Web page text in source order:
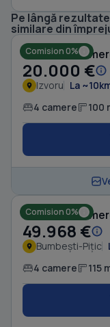
Pe lângă
similare din
Comision 0%
Casă cu 4
20.000 €
Izvoru La
4 camere 100
Comision 0%
Casă cu 4
49.968 €
Bumbești-Pițic
4 camere 115